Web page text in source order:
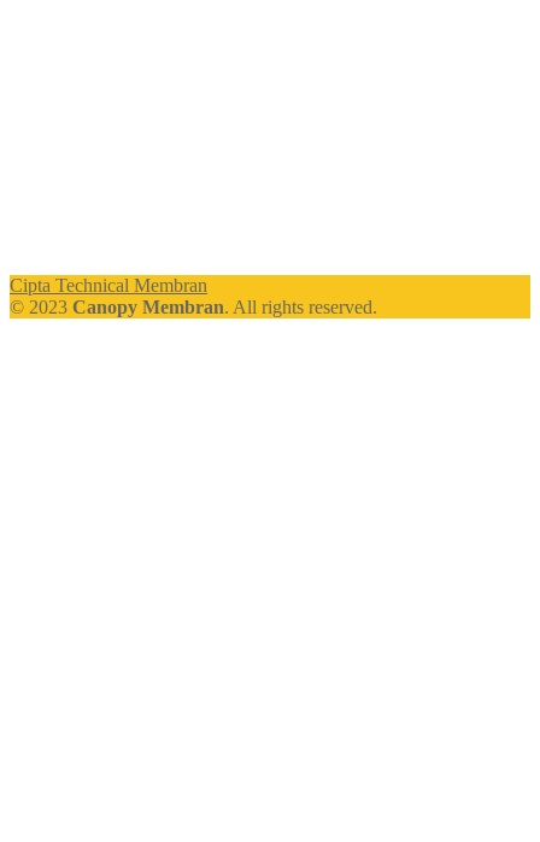
Cipta Technical Membran
© 2023 Canopy Membran. All rights reserved.